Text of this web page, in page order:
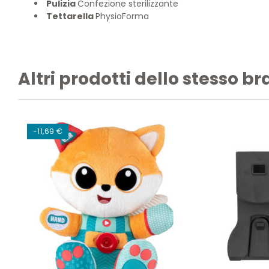
PuliziaConfezione sterilizzante
TettarellaPhysioForma
Altri prodotti dello stesso
-11,69 €